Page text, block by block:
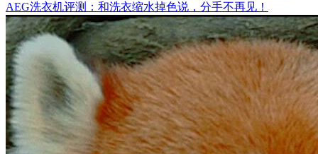
AEG洗衣机评测：和洗衣缩水掉色说，分手不再见！